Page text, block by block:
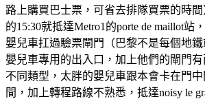
路上購買巴士票，可省去排隊買票的時
的15:30就抵達Metro1的porte de maillot站
嬰兒車扛過驗票閘門（巴黎不是每個地
嬰兒車專用的出入口，加上他們的閘門
不同類型，太胖的嬰兒車跟本會卡在門
間，加上轉程路線不熟悉，抵達noisy le